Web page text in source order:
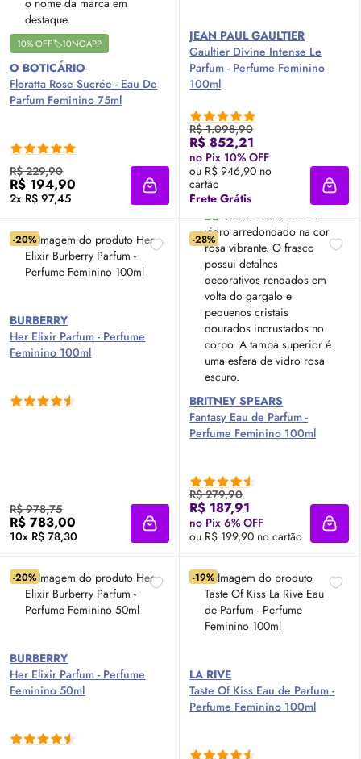
10% OFF🏷️10NOAPP
O BOTICÁRIO
Floratta Rose Sucrée - Eau De
Parfum Feminino 75ml
R$ 229,90
R$ 194,90
2x R$ 97,45 Adicionar à sacola
JEAN PAUL GAULTIER
Gaultier Divine Intense Le
Parfum - Perfume Feminino
100ml
R$ 1.098,90
R$ 852,21
no Pix 10% OFF
ou R$ 946,90 no
cartão
Frete Grátis
-20%
BURBERRY
Her Elixir Parfum - Perfume
Feminino 100ml
R$ 978,75
R$ 783,00
10x R$ 78,30 Adicionar à sacola
-28%
BRITNEY SPEARS
Fantasy Eau de Parfum -
Perfume Feminino 100ml
R$ 279,90
R$ 187,91
no Pix 6% OFF
ou R$ 199,90 no cartão
-20%
BURBERRY
Her Elixir Parfum - Perfume
Feminino 50ml
-19%
LA RIVE
Taste Of Kiss Eau de Parfum -
Perfume Feminino 100ml